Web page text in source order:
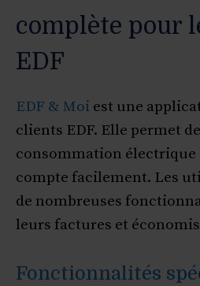
complète pour
EDF
EDF & Moi est une
clients EDF. Elle permet
consommation électrique
compte facilement. Les
de nombreuses
leurs factures et
Fonctionnalités